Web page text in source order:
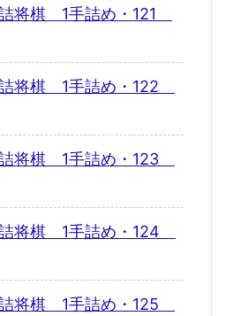
将棋 1手詰め・121
将棋 1手詰め・122
将棋 1手詰め・123
将棋 1手詰め・124
将棋 1手詰め・125